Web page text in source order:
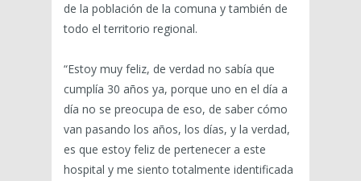
de la población de la comuna y también de
todo el territorio regional.
“Estoy muy feliz, de verdad no sabía que
cumplía 30 años ya, porque uno en el día a
día no se preocupa de eso, de saber cómo
van pasando los años, los días, y la verdad,
es que estoy feliz de pertenecer a este
hospital y me siento totalmente identificada